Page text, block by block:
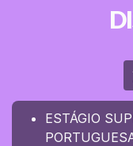
ESTÁGIO